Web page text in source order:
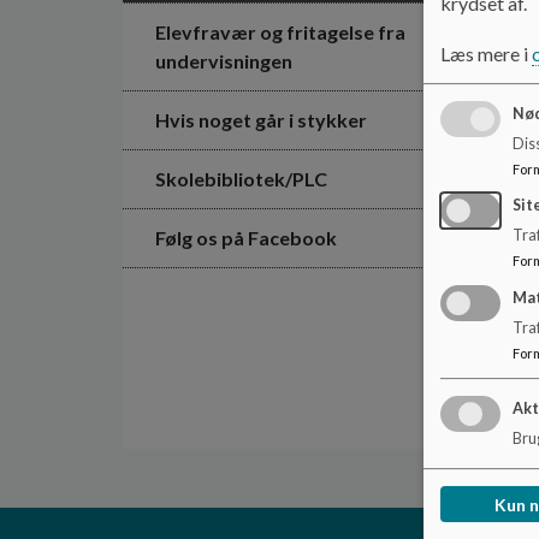
Elevfravær og fritagelse fra
undervisningen
Hvis noget går i stykker
Skolebibliotek/PLC
Følg os på Facebook
Læs mere i
Kun